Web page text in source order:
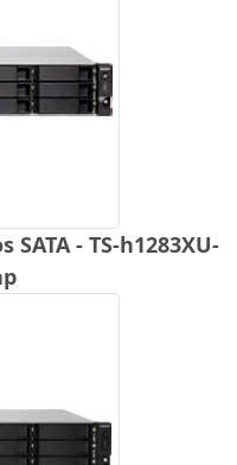
- TS-h1283XU-